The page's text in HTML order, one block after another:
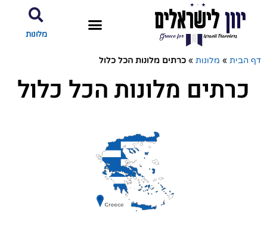
מלונות
דף הבית » מלונות » כרתים מלונות הכל כלול
כרתים מלונות הכל כלול